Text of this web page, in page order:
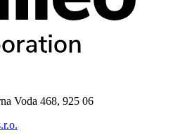
Voda 468, 925 06